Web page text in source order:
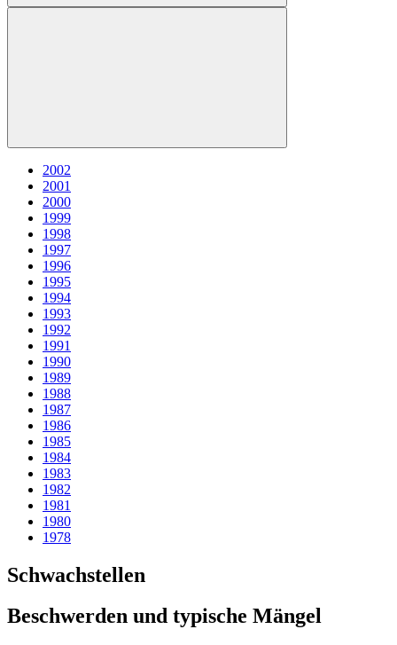
2002
2001
2000
1999
1998
1997
1996
1995
1994
1993
1992
1991
1990
1989
1988
1987
1986
1985
1984
1983
1982
1981
1980
1978
Schwachstellen
Beschwerden und typische Mängel